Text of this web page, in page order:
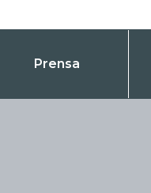
Prensa